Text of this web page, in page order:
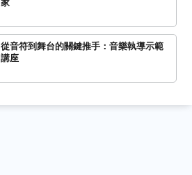
從音符到舞台的關鍵推手：音樂執導示範
講座